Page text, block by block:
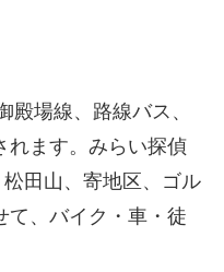
殿場線、路線バス、
れます。みらい探偵
田山、寄地区、ゴル
て、バイク・車・徒